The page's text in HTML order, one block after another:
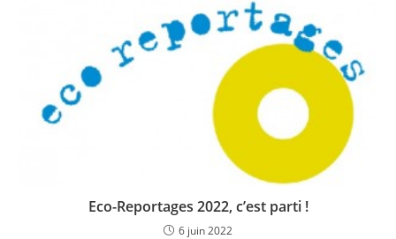
Eco-Reportages 2022, c’est parti !
6 juin 2022